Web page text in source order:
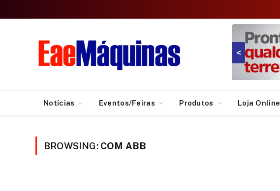
<
Notícias Eventos/Feiras Produtos Loja Online
BROWSING: COM ABB